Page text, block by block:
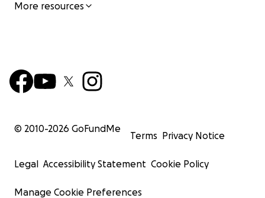
More resources
© 2010-2026 GoFundMe
Terms Privacy Notice
Legal Accessibility Statement Cookie Policy
Manage Cookie Preferences